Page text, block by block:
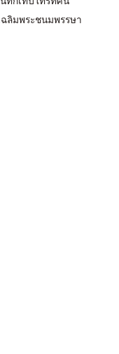
ลิมพระชนมพรรษา